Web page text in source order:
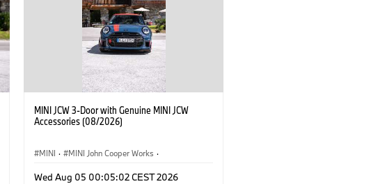
MINI JCW 3-Door with Genuine MINI JCW
Accessories (08/2026)
MINI · MINI John Cooper Works ·
Wed Aug 05 00:05:02 CEST 2026